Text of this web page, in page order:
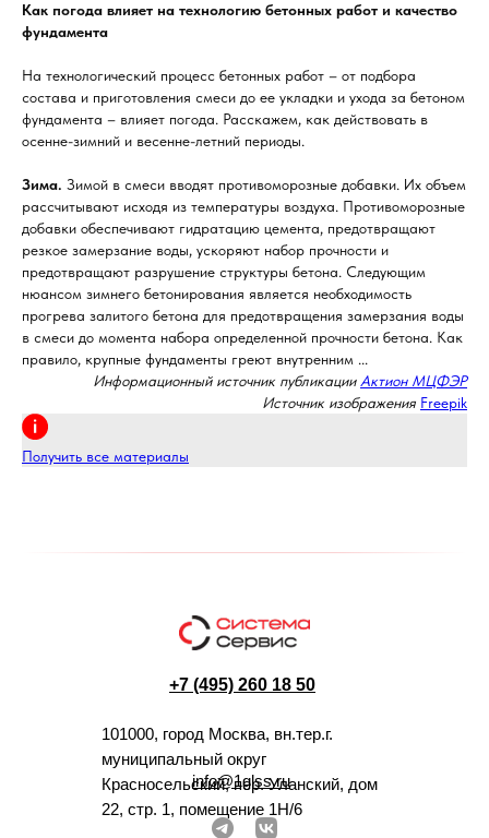
Как погода влияет на технологию бетонных работ и качество
фундамента
На технологический процесс бетонных работ – от подбора
состава и приготовления смеси до ее укладки и ухода за бетоном
фундамента – влияет погода. Расскажем, как действовать в
осенне-зимний и весенне-летний периоды.
Зима. Зимой в смеси вводят противоморозные добавки. Их объем
рассчитывают исходя из температуры воздуха. Противоморозные
добавки обеспечивают гидратацию цемента, предотвращают
резкое замерзание воды, ускоряют набор прочности и
предотвращают разрушение структуры бетона. Следующим
нюансом зимнего бетонирования является необходимость
прогрева залитого бетона для предотвращения замерзания воды
в смеси до момента набора определенной прочности бетона. Как
правило, крупные фундаменты греют внутренним ...
Информационный источник публикации Актион МЦФЭР
Источник изображения Freepik
Получить все материалы
+7 (495) 260 18 50
101000, город Москва, вн.тер.г.
муниципальный округ
Красносельский, пер. Уланский, дом
22, стр. 1, помещение 1Н/6
info@1glss.ru